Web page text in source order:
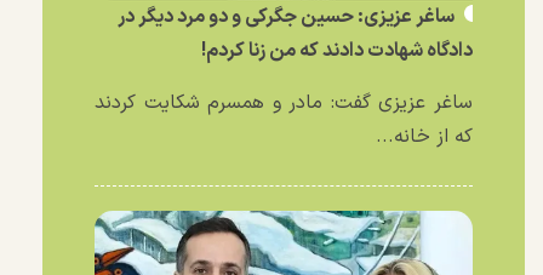
ساغر عزیزی: حسین جگرکی و دو مرد دیگر در
دادگاه شهادت دادند که من زنا کردم!
ساغر عزیزی گفت: مادر و همسرم شکایت کردند
که از خانه...